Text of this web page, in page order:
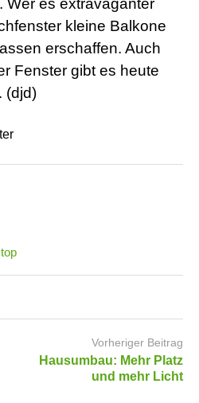
kleine Balkone
erschaffen. Auch
Fenster gibt es heute
(djd)
top
Vorheriger Beitrag
Hausumbau: Mehr Platz
und mehr Licht